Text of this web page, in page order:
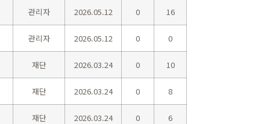
관리자 2026.05.12 0 16
관리자 2026.05.12 0 0
재단 2026.03.24 0 10
재단 2026.03.24 0 8
재단 2026.03.24 0 6